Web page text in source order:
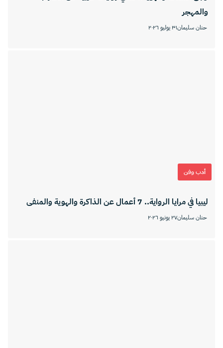
والمهجر
حنان سليمان٣١ يوليو ٢٠٢٦
أدب وفن
ليبيا في مرايا الرواية.. 7 أعمال عن الذاكرة والهوية والمنفى
حنان سليمان٢٧ يونيو ٢٠٢٦